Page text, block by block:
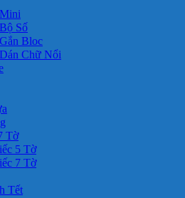
Số
Bloc
Chữ Nổi
Tờ
5 Tờ
7 Tờ
Tết